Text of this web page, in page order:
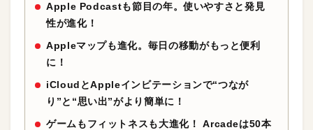
Apple Podcastも節目の年。使いやすさと発見
性が進化！
Appleマップも進化。毎日の移動がもっと便利
に！
iCloudとAppleインビテーションで“つなが
り”と“思い出”がより簡単に！
ゲームもフィットネスも大進化！ Arcadeは50本